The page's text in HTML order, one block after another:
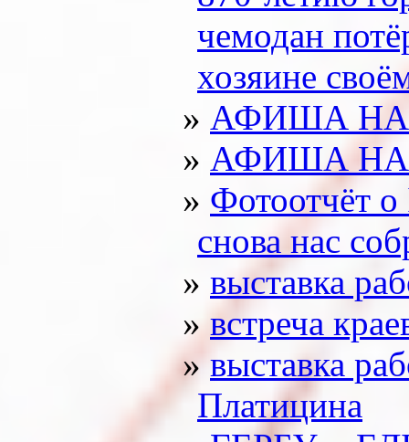
чемодан
хозяине
АФИША НА
АФИША НА
Фотоотчёт
снова нас
выставка
встреча
выставка
Платицина